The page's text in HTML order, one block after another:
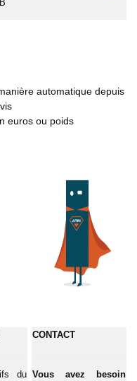
automatique depuis
euros ou poids
du
CONTACT
Vous avez besoin